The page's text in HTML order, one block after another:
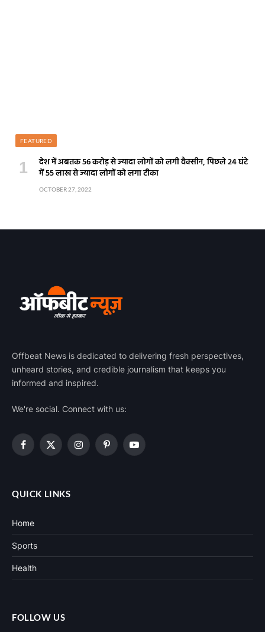
FEATURED
देश में अबतक 56 करोड़ से ज्यादा लोगों को लगी वैक्सीन, पिछले 24 घंटे
में 55 लाख से ज्यादा लोगों को लगा टीका
OCTOBER 27, 2022
Offbeat News is dedicated to delivering fresh perspectives,
unheard stories, and credible journalism that keeps you
informed and inspired.
We're social. Connect with us:
Facebook
X
InstagramPinterestYouTube
QUICK LINKS
Home
Sports
Health
FOLLOW US